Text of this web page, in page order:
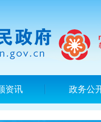
资讯 政务公